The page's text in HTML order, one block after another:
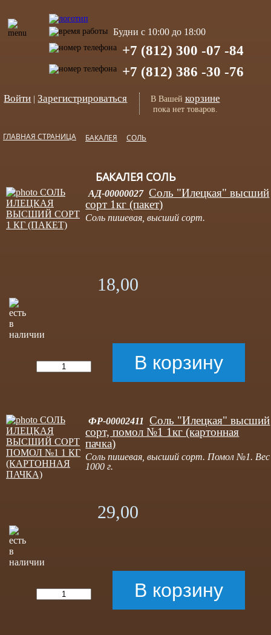
Будни с 10:00 до 18:00
+7 (812) 300 -07 -84
+7 (812) 386 -30 -76
Войти |Зарегистрироваться В Вашей корзине
пока нет товаров.
ГЛАВНАЯ СТРАНИЦА БАКАЛЕЯ СОЛЬ
БАКАЛЕЯ СОЛЬ
АД-00000027 Соль "Илецкая" высший
сорт 1кг (пакет)
Соль пишевая, высший сорт.
18,00
ФР-00002411
Соль "Илецкая" высший
сорт, помол №1 1кг (картонная
пачка)
Соль пишевая, высший сорт. Помол №1. Вес
1000 г.
29,00